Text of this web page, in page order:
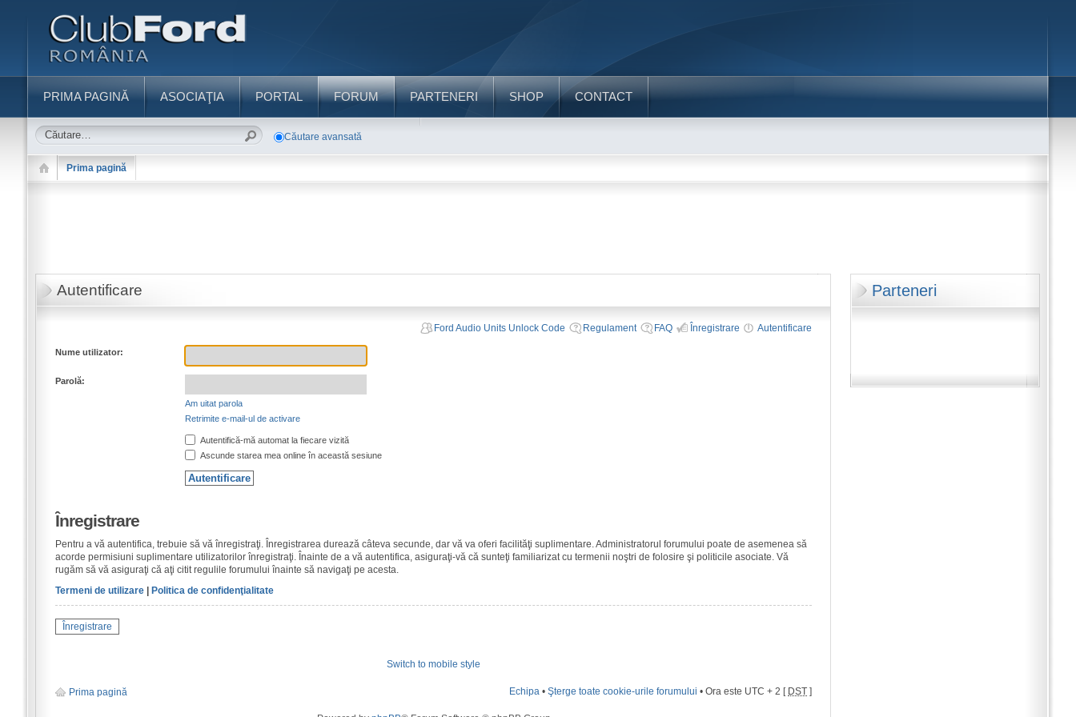
PRIMA PAGINĂ ASOCIAŢIA PORTAL FORUM PARTENERI SHOP CONTACT
Căutare avansată
Prima pagină
Parteneri
Autentificare
Ford Audio Units Unlock Code Regulament FAQ Înregistrare Autentificare
Nume utilizator:
Parolă:
Am uitat parola
Retrimite e-mail-ul de activare
Autentifică-mă automat la fiecare vizită
Ascunde starea mea online în această sesiune
Înregistrare
Pentru a vă autentifica, trebuie să vă înregistraţi. Înregistrarea durează câteva secunde, dar vă va oferi facilităţi suplimentare. Administratorul forumului poate de asemenea să
acorde permisiuni suplimentare utilizatorilor înregistraţi. Înainte de a vă autentifica, asiguraţi-vă că sunteţi familiarizat cu termenii noştri de folosire şi politicile asociate. Vă
rugăm să vă asiguraţi că aţi citit regulile forumului înainte să navigaţi pe acesta.
Termeni de utilizare| Politica de confidenţialitate
Înregistrare
Switch to mobile style
Prima pagină Echipa •Şterge toate cookie-urile forumului • Ora este UTC + 2 [ DST ]